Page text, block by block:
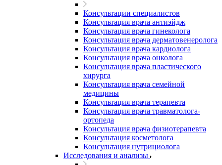
Консультации специалистов
Консультация врача антиэйдж
Консультация врача гинеколога
Консультация врача дерматовенеролога
Консультация врача кардиолога
Консультация врача онколога
Консультация врача пластического
хирурга
Консультация врача семейной
медицины
Консультация врача терапевта
Консультация врача травматолога-
ортопеда
Консультация врача физиотерапевта
Консультация косметолога
Консультация нутрициолога
Исследования и анализы